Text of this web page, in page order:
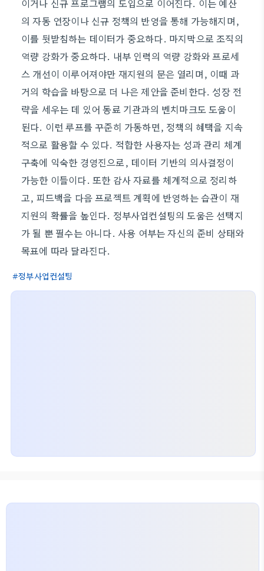
이거나 신규 프로그램의 도입으로 이어진다. 이는 예산
의 자동 연장이나 신규 정책의 반영을 통해 가능해지며,
이를 뒷받침하는 데이터가 중요하다. 마지막으로 조직의
역량 강화가 중요하다. 내부 인력의 역량 강화와 프로세
스 개선이 이루어져야만 재지원의 문은 열리며, 이때 과
거의 학습을 바탕으로 더 나은 제안을 준비한다. 성장 전
략을 세우는 데 있어 동료 기관과의 벤치마크도 도움이
된다. 이런 루프를 꾸준히 가동하면, 정책의 혜택을 지속
적으로 활용할 수 있다. 적합한 사용자는 성과 관리 체계
구축에 익숙한 경영진으로, 데이터 기반의 의사결정이
가능한 이들이다. 또한 감사 자료를 체계적으로 정리하
고, 피드백을 다음 프로젝트 계획에 반영하는 습관이 재
지원의 확률을 높인다. 정부사업컨설팅의 도움은 선택지
가 될 뿐 필수는 아니다. 사용 여부는 자신의 준비 상태와
목표에 따라 달라진다.
정부사업컨설팅